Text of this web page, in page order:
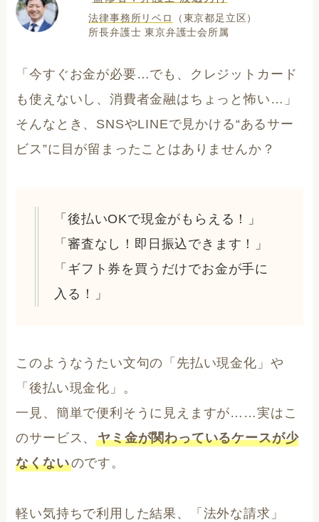
法律事務所リベロ
（東京都足立区）
所長弁護士 東京弁護士会所属
「今すぐお金が必要…でも、クレジットカード
も使えないし、消費者金融はちょっと怖い…」
そんなとき、SNSやLINEで見かける“あるサー
ビス”に目が留まったことはありませんか？
「後払いOKで現金がもらえる！」
「審査なし！即日振込できます！」
「ギフト券を買うだけでお金が手に
入る！」
このようなうたい文句の「先払い現金化」や
「後払い現金化」。
一見、簡単で便利そうに見えますが……実はこ
のサービス、ヤミ金が関わっているケースが少
なくないのです。
軽い気持ちで利用した結果、「法外な請求」